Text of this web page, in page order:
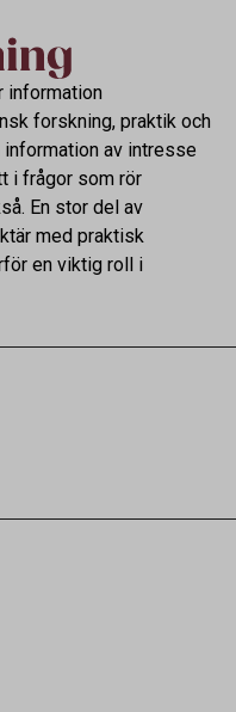
information
forskning, praktik och
av intresse
i frågor som rör
En stor del av
med praktisk
en viktig roll i